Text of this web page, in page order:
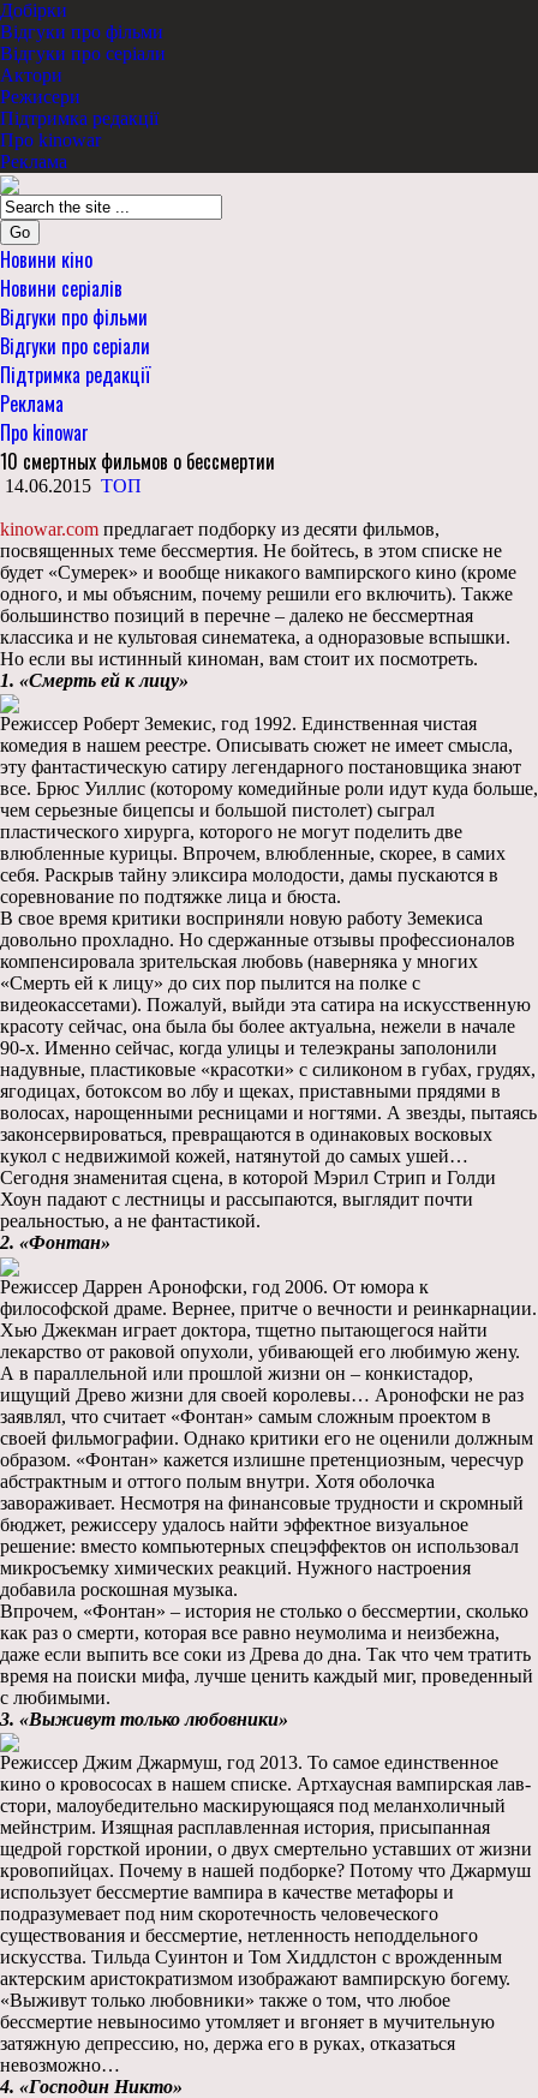
Добірки
Відгуки про фільми
Відгуки про серіали
Актори
Режисери
Підтримка редакції
Про kinowar
Реклама
Go
Новини кіно
Новини серіалів
Відгуки про фільми
Відгуки про серіали
Підтримка редакції
Реклама
Про kinowar
10 смертных фильмов о бессмертии
14.06.2015 ТОП
kinowar.com предлагает подборку из десяти фильмов,
посвященных теме бессмертия. Не бойтесь, в этом списке не
будет «Сумерек» и вообще никакого вампирского кино (кроме
одного, и мы объясним, почему решили его включить). Также
большинство позиций в перечне – далеко не бессмертная
классика и не культовая синематека, а одноразовые вспышки.
Но если вы истинный киноман, вам стоит их посмотреть.
1. «Смерть ей к лицу»
Режиссер Роберт Земекис, год 1992. Единственная чистая
комедия в нашем реестре. Описывать сюжет не имеет смысла,
эту фантастическую сатиру легендарного постановщика знают
все. Брюс Уиллис (которому комедийные роли идут куда больше,
чем серьезные бицепсы и большой пистолет) сыграл
пластического хирурга, которого не могут поделить две
влюбленные курицы. Впрочем, влюбленные, скорее, в самих
себя. Раскрыв тайну эликсира молодости, дамы пускаются в
соревнование по подтяжке лица и бюста.
В свое время критики восприняли новую работу Земекиса
довольно прохладно. Но сдержанные отзывы профессионалов
компенсировала зрительская любовь (наверняка у многих
«Смерть ей к лицу» до сих пор пылится на полке с
видеокассетами). Пожалуй, выйди эта сатира на искусственную
красоту сейчас, она была бы более актуальна, нежели в начале
90-х. Именно сейчас, когда улицы и телеэкраны заполонили
надувные, пластиковые «красотки» с силиконом в губах, грудях,
ягодицах, ботоксом во лбу и щеках, приставными прядями в
волосах, нарощенными ресницами и ногтями. А звезды, пытаясь
законсервироваться, превращаются в одинаковых восковых
кукол с недвижимой кожей, натянутой до самых ушей…
Сегодня знаменитая сцена, в которой Мэрил Стрип и Голди
Хоун падают с лестницы и рассыпаются, выглядит почти
реальностью, а не фантастикой.
2. «Фонтан»
Режиссер Даррен Аронофски, год 2006. От юмора к
философской драме. Вернее, притче о вечности и реинкарнации.
Хью Джекман играет доктора, тщетно пытающегося найти
лекарство от раковой опухоли, убивающей его любимую жену.
А в параллельной или прошлой жизни он – конкистадор,
ищущий Древо жизни для своей королевы… Аронофски не раз
заявлял, что считает «Фонтан» самым сложным проектом в
своей фильмографии. Однако критики его не оценили должным
образом. «Фонтан» кажется излишне претенциозным, чересчур
абстрактным и оттого полым внутри. Хотя оболочка
завораживает. Несмотря на финансовые трудности и скромный
бюджет, режиссеру удалось найти эффектное визуальное
решение: вместо компьютерных спецэффектов он использовал
микросъемку химических реакций. Нужного настроения
добавила роскошная музыка.
Впрочем, «Фонтан» – история не столько о бессмертии, сколько
как раз о смерти, которая все равно неумолима и неизбежна,
даже если выпить все соки из Древа до дна. Так что чем тратить
время на поиски мифа, лучше ценить каждый миг, проведенный
с любимыми.
3. «Выживут только любовники»
Режиссер Джим Джармуш, год 2013. То самое единственное
кино о кровососах в нашем списке. Артхаусная вампирская лав-
стори, малоубедительно маскирующаяся под меланхоличный
мейнстрим. Изящная расплавленная история, присыпанная
щедрой горсткой иронии, о двух смертельно уставших от жизни
кровопийцах. Почему в нашей подборке? Потому что Джармуш
использует бессмертие вампира в качестве метафоры и
подразумевает под ним скоротечность человеческого
существования и бессмертие, нетленность неподдельного
искусства. Тильда Суинтон и Том Хиддлстон с врожденным
актерским аристократизмом изображают вампирскую богему.
«Выживут только любовники» также о том, что любое
бессмертие невыносимо утомляет и вгоняет в мучительную
затяжную депрессию, но, держа его в руках, отказаться
невозможно…
4. «Господин Никто»